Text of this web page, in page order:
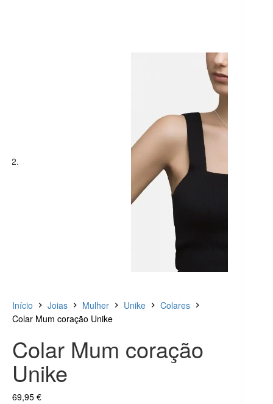
Início Joias Mulher Unike
Colares
Colar Mum coração Unike
Colar Mum coração
Unike
69,95 €